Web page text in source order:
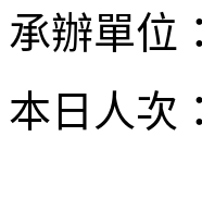
承辦單位
本日人次